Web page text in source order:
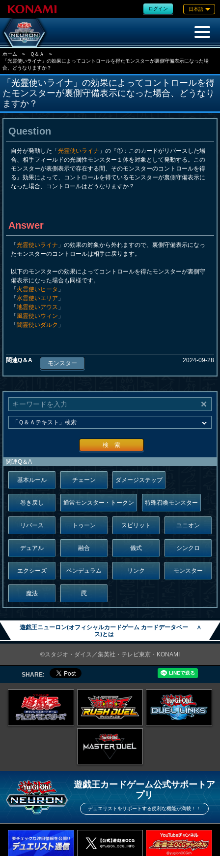
ログイン 日本語
ホーム » Ｑ＆Ａ
»
「光霊使いライナ」の効果によってコントロールを得たモンスターが裏側守備表示になった場
合、どうなりますか？
「光霊使いライナ」の効果によってコントロールを得
たモンスターが裏側守備表示になった場合、どうなり
ますか？
Question
自分が発動した「 光霊使いライナ 」の『①：このカードがリバースした場
合、相手フィールドの光属性モンスター１体を対象として発動する。この
モンスターが表側表示で存在する間、そのモンスターのコントロールを得
る』効果によって、コントロールを得ているモンスターが裏側守備表示に
なった場合、コントロールはどうなりますか？
Answer
「 光霊使いライナ 」の効果の対象から外れますので、裏側守備表示になっ
たモンスターのコントロールは相手に戻ります。
以下のモンスターの効果によってコントロールを得たモンスターが裏側守
備表示になった場合も同様です。
「 火霊使いヒータ 」
「 水霊使いエリア 」
「 地霊使いアウス 」
「 風霊使いウィン 」
「 闇霊使いダルク 」
関連Q＆A モンスター 2024-09-28
検 索
関連Q＆A
基本ルール チェーン ダメージステップ
巻き戻し 通常モンスター・トークン 特殊召喚モンスター
リバース トゥーン スピリット ユニオン
デュアル 融合 儀式 シンクロ
エクシーズ ペンデュラム リンク モンスター
魔法 罠
遊戯王ニューロン(オフィシャルカードゲーム カードデータベー
ス)とは
∧
©スタジオ・ダイス／集英社・テレビ東京・KONAMI
SHARE:
遊戯王カードゲーム公式サポートア
プリ
デュエリストをサポートする便利な機能が満載！！